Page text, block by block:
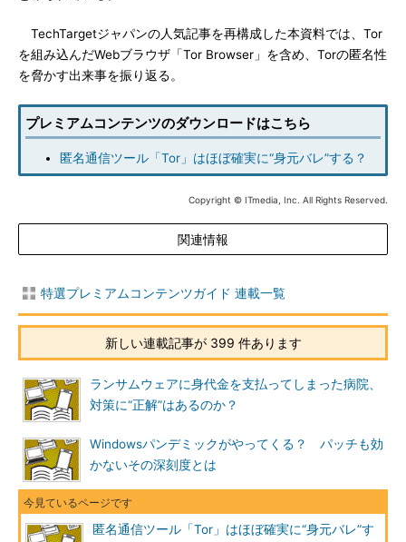
TechTargetジャパンの人気記事を再構成した本資料では、Tor
を組み込んだWebブラウザ「Tor Browser」を含め、Torの匿名性
を脅かす出来事を振り返る。
プレミアムコンテンツのダウンロードはこちら
匿名通信ツール「Tor」はほぼ確実に“身元バレ”する？
Copyright © ITmedia, Inc. All Rights Reserved.
関連情報
特選プレミアムコンテンツガイド 連載一覧
新しい連載記事が 399 件あります
ランサムウェアに身代金を支払ってしまった病院、
対策に“正解”はあるのか？
Windowsパンデミックがやってくる？ パッチも効
かないその深刻度とは
匿名通信ツール「Tor」はほぼ確実に“身元バレ”す